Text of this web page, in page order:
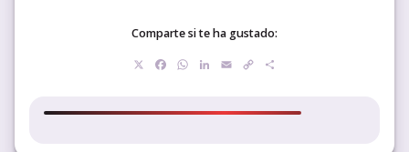
Comparte si te ha gustado:
Facebook
WhatsApp
LinkedIn
EmailCopy